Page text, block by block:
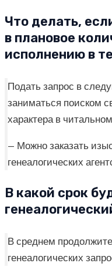
Что делать,
в плановое
исполнению в
Подать запрос в
заниматься поиском
характера в
— Можно заказать
генеалогических
В какой срок
В среднем
генеалогических